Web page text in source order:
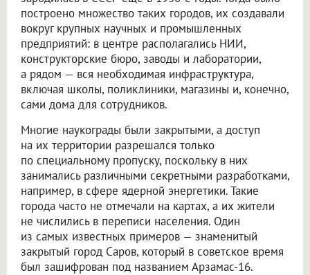
построено множество таких городов, их создавали
вокруг крупных научных и промышленных
предприятий: в центре располагались НИИ,
конструкторские бюро, заводы и лаборатории,
а рядом — вся необходимая инфраструктура,
включая школы, поликлиники, магазины и, конечно,
сами дома для сотрудников.
Многие наукограды были закрытыми, а доступ
на их территории разрешался только
по специальному пропуску, поскольку в них
занимались различными секретными разработками,
например, в сфере ядерной энергетики. Такие
города часто не отмечали на картах, а их жители
не числились в переписи населения. Один
из самых известных примеров — знаменитый
закрытый город Саров, который в советское время
был зашифрован под названием Арзамас-16.